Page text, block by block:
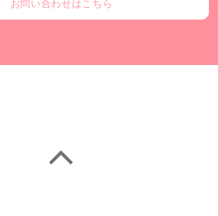
お問い合わせはこちら